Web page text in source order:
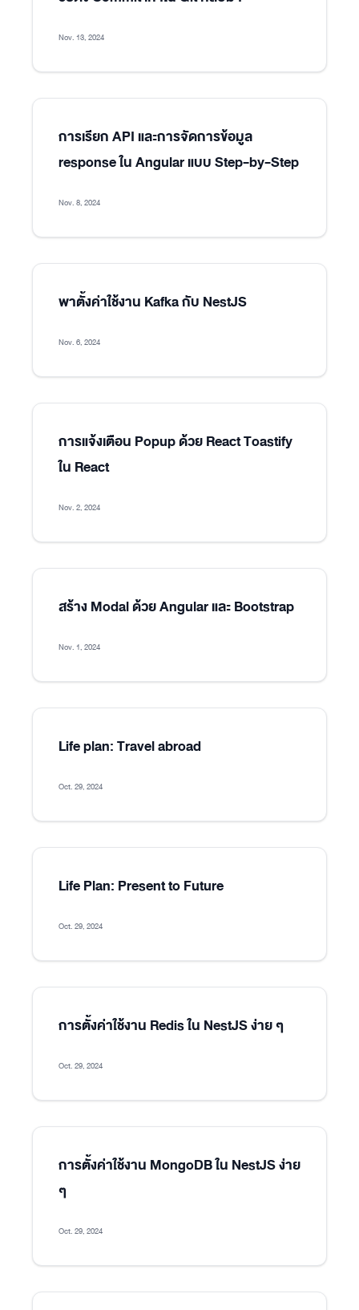
Nov. 13, 2024
การเรียก API และการจัดการข้อมูล
response ใน Angular แบบ Step-by-Step
Nov. 8, 2024
พาตั้งค่าใช้งาน Kafka กับ NestJS
Nov. 6, 2024
การแจ้งเตือน Popup ด้วย React Toastify
ใน React
Nov. 2, 2024
สร้าง Modal ด้วย Angular และ Bootstrap
Nov. 1, 2024
Life plan: Travel abroad
Oct. 29, 2024
Life Plan: Present to Future
Oct. 29, 2024
การตั้งค่าใช้งาน Redis ใน NestJS ง่าย ๆ
Oct. 29, 2024
การตั้งค่าใช้งาน MongoDB ใน NestJS ง่าย
ๆ
Oct. 29, 2024